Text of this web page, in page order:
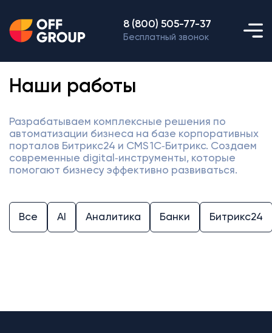
8 (800) 505-77-37
Бесплатный звонок
Наши работы
Разрабатываем комплексные решения по
автоматизации бизнеса на базе корпоративных
порталов Битрикс24 и CMS 1С‑Битрикс. Создаем
современные digital‑инструменты, которые
помогают бизнесу эффективно развиваться.
Все AI Аналитика Банки Битрикс24